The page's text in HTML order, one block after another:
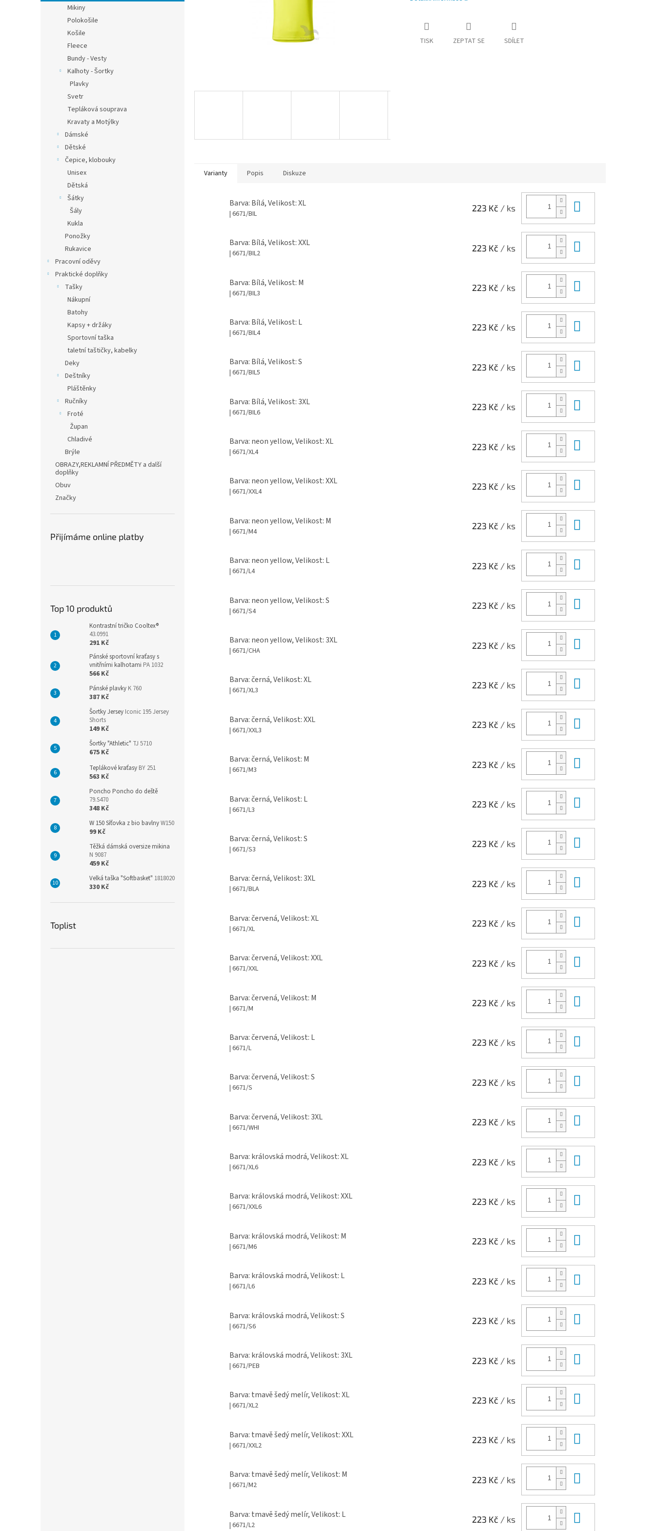
n
Mikiny
Polokošile
Košile
Fleece
Bundy - Vesty
Kalhoty - Šortky
Plavky
Svetr
Tepláková souprava
Kravaty a Motýlky
Dámské
Dětské
Čepice, klobouky
Unisex
Dětská
Šátky
Šály
Kukla
Ponožky
Rukavice
Pracovní oděvy
Praktické doplňky
Tašky
Nákupní
Batohy
Kapsy + držáky
Sportovní taška
taletní taštičky, kabelky
Deky
Deštníky
Pláštěnky
Ručníky
Froté
Župan
Chladivé
Brýle
OBRAZY,REKLAMNÍ PŘEDMĚTY a další
doplňky
Obuv
Značky
Přijímáme online platby
Top 10 produktů
Kontrastní tričko Cooltex®
43.0991
291 Kč
Pánské sportovní kraťasy s
vnitřními kalhotami PA 1032
566 Kč
Pánské plavky K 760
387 Kč
Šortky Jersey Iconic 195 Jersey
Shorts
149 Kč
Šortky "Athletic" TJ 5710
675 Kč
Teplákové kraťasy BY 251
563 Kč
Poncho Poncho do deště
79.S470
348 Kč
W 150 Síťovka z bio bavlnyW150
99 Kč
Těžká dámská oversize mikina
N 9087
459 Kč
Velká taška "Softbasket" 1818020
330 Kč
Toplist
TISK ZEPTAT SE SDÍLET
Varianty Popis Diskuze
Barva: Bílá, Velikost: XL
| 6671/BIL
223 Kč / ks
Barva: Bílá, Velikost: XXL
| 6671/BIL2
223 Kč / ks
Barva: Bílá, Velikost: M
| 6671/BIL3
223 Kč / ks
Barva: Bílá, Velikost: L
| 6671/BIL4
223 Kč / ks
Barva: Bílá, Velikost: S
| 6671/BIL5
223 Kč / ks
Barva: Bílá, Velikost: 3XL
| 6671/BIL6
223 Kč / ks
Barva: neon yellow, Velikost: XL
| 6671/XL4
223 Kč / ks
Barva: neon yellow, Velikost: XXL
| 6671/XXL4
223 Kč / ks
Barva: neon yellow, Velikost: M
| 6671/M4
223 Kč / ks
Barva: neon yellow, Velikost: L
| 6671/L4
223 Kč / ks
Barva: neon yellow, Velikost: S
| 6671/S4
223 Kč / ks
Barva: neon yellow, Velikost: 3XL
| 6671/CHA
223 Kč / ks
Barva: černá, Velikost: XL
| 6671/XL3
223 Kč / ks
Barva: černá, Velikost: XXL
| 6671/XXL3
223 Kč / ks
Barva: černá, Velikost: M
| 6671/M3
223 Kč / ks
Barva: černá, Velikost: L
| 6671/L3
223 Kč / ks
Barva: černá, Velikost: S
| 6671/S3
223 Kč / ks
Barva: černá, Velikost: 3XL
| 6671/BLA
223 Kč / ks
Barva: červená, Velikost: XL
| 6671/XL
223 Kč / ks
Barva: červená, Velikost: XXL
| 6671/XXL
223 Kč / ks
Barva: červená, Velikost: M
| 6671/M
223 Kč / ks
Barva: červená, Velikost: L
| 6671/L
223 Kč / ks
Barva: červená, Velikost: S
| 6671/S
223 Kč / ks
Barva: červená, Velikost: 3XL
| 6671/WHI
223 Kč / ks
Barva: královská modrá, Velikost: XL
| 6671/XL6
223 Kč / ks
Barva: královská modrá, Velikost: XXL
| 6671/XXL6
223 Kč / ks
Barva: královská modrá, Velikost: M
| 6671/M6
223 Kč / ks
Barva: královská modrá, Velikost: L
| 6671/L6
223 Kč / ks
Barva: královská modrá, Velikost: S
| 6671/S6
223 Kč / ks
Barva: královská modrá, Velikost: 3XL
| 6671/PEB
223 Kč / ks
Barva: tmavě šedý melír, Velikost: XL
| 6671/XL2
223 Kč / ks
Barva: tmavě šedý melír, Velikost: XXL
| 6671/XXL2
223 Kč / ks
Barva: tmavě šedý melír, Velikost: M
| 6671/M2
223 Kč / ks
Barva: tmavě šedý melír, Velikost: L
| 6671/L2
223 Kč / ks